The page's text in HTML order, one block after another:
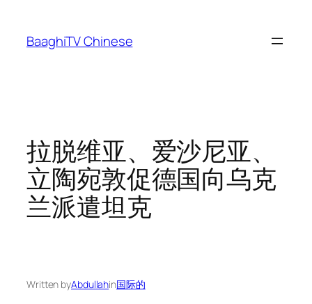
content
BaaghiTV Chinese
拉脱维亚、爱沙尼亚、
立陶宛敦促德国向乌克
兰派遣坦克
Written byAbdullahin国际的